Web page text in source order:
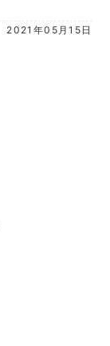
2021年05月15日